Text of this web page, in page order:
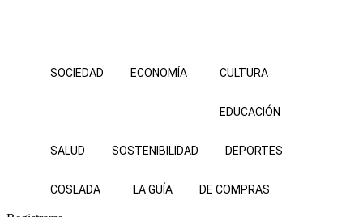
SOCIEDAD ECONOMÍA CULTURA
EDUCACIÓN
SALUD SOSTENIBILIDAD DEPORTES
COSLADA LA GUÍA DE COMPRAS